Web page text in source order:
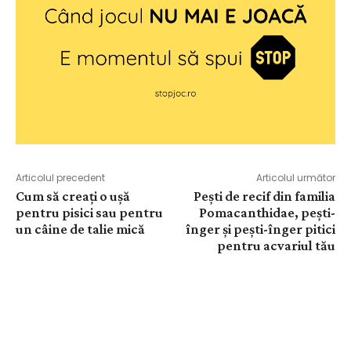
Articolul precedent
Cum să creați o ușă
pentru pisici sau pentru
un câine de talie mică
Articolul următor
Pești de recif din familia
Pomacanthidae, pești-
înger și pești-înger pitici
pentru acvariul tău